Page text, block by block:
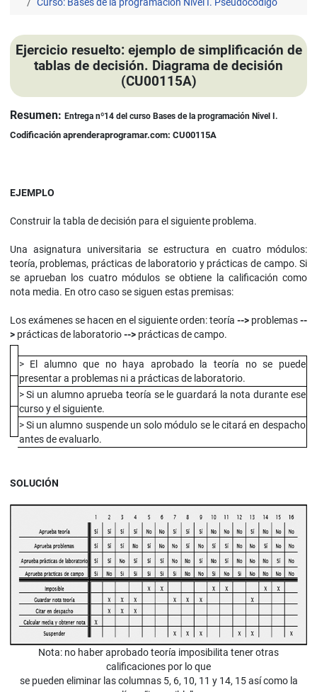
Curso: Bases de la programación Nivel I. Pseudocódigo
Ejercicio resuelto: ejemplo de simplificación de
tablas de decisión. Diagrama de decisión
(CU00115A)
Detalles
Resumen: Entrega nº14 del curso Bases de la programación Nivel I.
Codificación aprenderaprogramar.com: CU00115A
EJEMPLO
Construir la tabla de decisión para el siguiente problema.
Una asignatura universitaria se estructura en cuatro módulos:
teoría, problemas, prácticas de laboratorio y prácticas de campo. Si
se aprueban los cuatro módulos se obtiene la calificación como
nota media. En otro caso se siguen estas premisas:
Los exámenes se hacen en el siguiente orden: teoría--> problemas--
>prácticas de laboratorio-->prácticas de campo.
> El alumno que no haya aprobado la teoría no se puede
presentar a problemas ni a prácticas de laboratorio.
> Si un alumno aprueba teoría se le guardará la nota durante ese
curso y el siguiente.
> Si un alumno suspende un solo módulo se le citará en despacho
antes de evaluarlo.
SOLUCIÓN
Nota: no haber aprobado teoría imposibilita tener otras
calificaciones por lo que
se pueden eliminar las columnas 5, 6, 10, 11 y 14, 15 así como la